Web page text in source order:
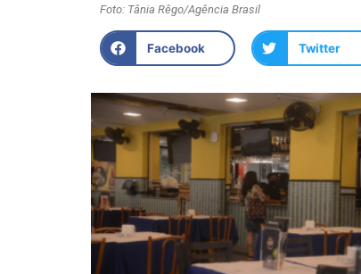
Foto: Tânia Rêgo/Agência Brasil
Facebook Twitter